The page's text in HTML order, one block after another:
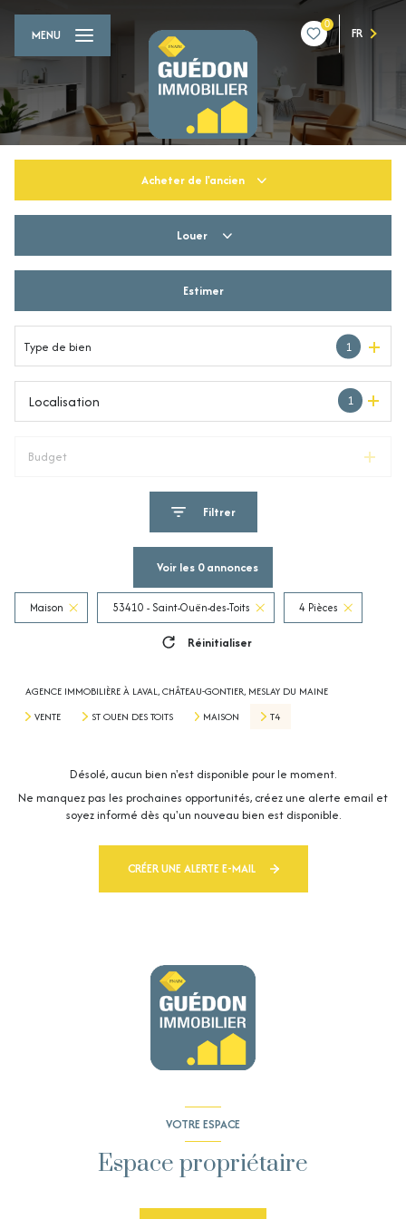
0
FR
MENU
Acheter de l'ancien
Du neuf
De l'immo pro
Louer
De l'immo pro
Estimer
Type de bien 1
1
Localisation
Budget
Filtrer
Voir les 0annonces
Maison 53410 - Saint-Ouën-des-Toits 4 Pièces
Réinitialiser
AGENCE IMMOBILIÈRE À LAVAL, CHÂTEAU-GONTIER, MESLAY DU MAINE
VENTE
ST OUEN DES TOITS MAISON T4
Désolé, aucun bien n'est disponible pour le moment.
Ne manquez pas les prochaines opportunités, créez une alerte email et
soyez informé dès qu'un nouveau bien est disponible.
CRÉER UNE ALERTE E-MAIL
VOTRE ESPACE
Espace propriétaire